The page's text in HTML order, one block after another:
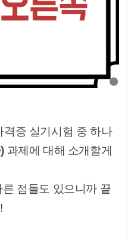
증 실기시험 중 하나
과제에 대해 소개할게
점들도 있으니까 끝